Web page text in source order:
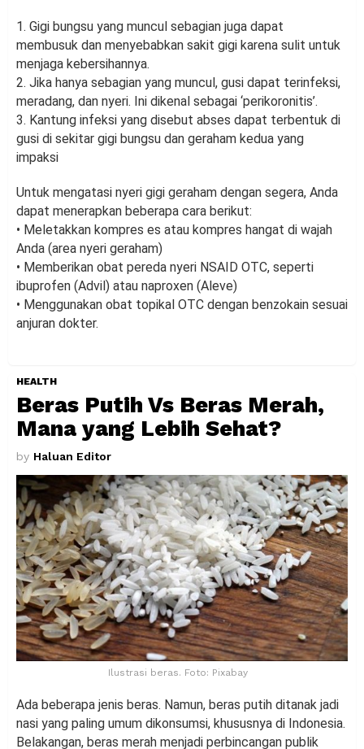
1. Gigi bungsu yang muncul sebagian juga dapat
membusuk dan menyebabkan sakit gigi karena sulit untuk
menjaga kebersihannya.
2. Jika hanya sebagian yang muncul, gusi dapat terinfeksi,
meradang, dan nyeri. Ini dikenal sebagai ‘perikoronitis’.
3. Kantung infeksi yang disebut abses dapat terbentuk di
gusi di sekitar gigi bungsu dan geraham kedua yang
impaksi
Untuk mengatasi nyeri gigi geraham dengan segera, Anda
dapat menerapkan beberapa cara berikut:
• Meletakkan kompres es atau kompres hangat di wajah
Anda (area nyeri geraham)
• Memberikan obat pereda nyeri NSAID OTC, seperti
ibuprofen (Advil) atau naproxen (Aleve)
• Menggunakan obat topikal OTC dengan benzokain sesuai
anjuran dokter.
HEALTH
Beras Putih Vs Beras Merah,
Mana yang Lebih Sehat?
by Haluan Editor
Ilustrasi beras. Foto: Pixabay
Ada beberapa jenis beras. Namun, beras putih ditanak jadi
nasi yang paling umum dikonsumsi, khususnya di Indonesia.
Belakangan, beras merah menjadi perbincangan publik